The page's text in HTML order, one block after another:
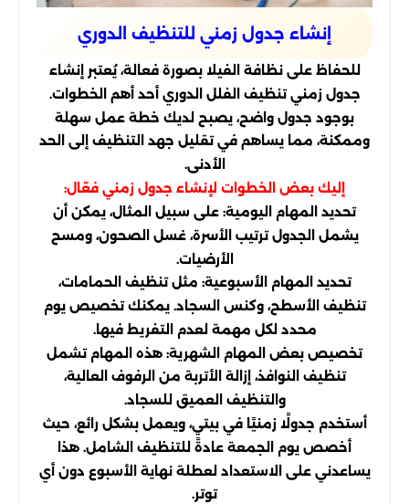
إنشاء جدول زمني للتنظيف الدوري
للحفاظ على نظافة الفيلا بصورة فعالة، يُعتبر إنشاء
جدول زمني تنظيف الفلل الدوري أحد أهم الخطوات.
بوجود جدول واضح، يصبح لديك خطة عمل سهلة
وممكنة، مما يساهم في تقليل جهد التنظيف إلى الحد
الأدنى.
إليك بعض الخطوات لإنشاء جدول زمني فعّال:
تحديد المهام اليومية: على سبيل المثال، يمكن أن
يشمل الجدول ترتيب الأسرة، غسل الصحون، ومسح
الأرضيات.
تحديد المهام الأسبوعية: مثل تنظيف الحمامات،
تنظيف الأسطح، وكنس السجاد. يمكنك تخصيص يوم
محدد لكل مهمة لعدم التفريط فيها.
تخصيص بعض المهام الشهرية: هذه المهام تشمل
تنظيف النوافذ، إزالة الأتربة من الرفوف العالية،
والتنظيف العميق للسجاد.
أستخدم جدولًا زمنيًا في بيتي، ويعمل بشكل رائع، حيث
أخصص يوم الجمعة عادةً للتنظيف الشامل. هذا
يساعدني على الاستعداد لعطلة نهاية الأسبوع دون أي
توتر.